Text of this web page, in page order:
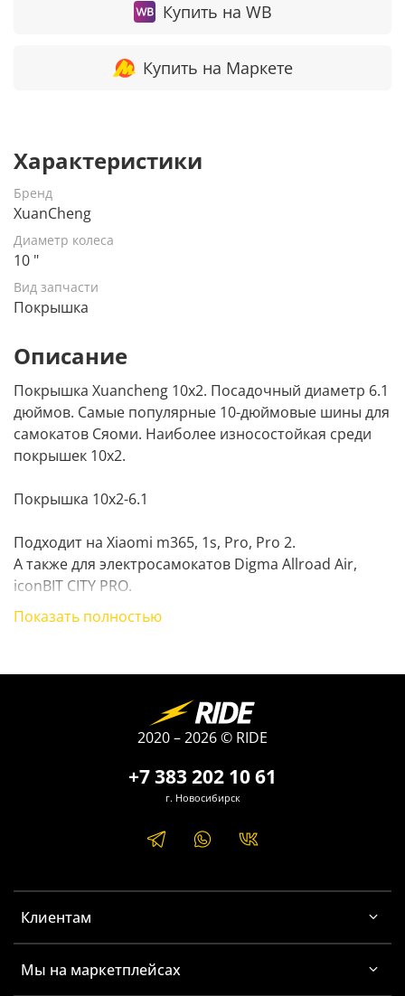
Купить на WB
Купить на Маркете
Характеристики
Бренд
XuanCheng
Диаметр колеса
10 "
Вид запчасти
Покрышка
Описание
Покрышка Xuancheng 10х2. Посадочный диаметр 6.1
дюймов. Самые популярные 10-дюймовые шины для
самокатов Сяоми. Наиболее износостойкая среди
покрышек 10x2.
Покрышка 10x2-6.1
Подходит на Xiaomi m365, 1s, Pro, Pro 2.
А также для электросамокатов Digma Allroad Air,
iconBIT CITY PRO.
Для установки понадобитсякомплект проставок.
Показать полностью
Клиентам
Мы на маркетплейсах
+7 383 202 10 61
г. Новосибирск
2020 – 2026 © RIDE